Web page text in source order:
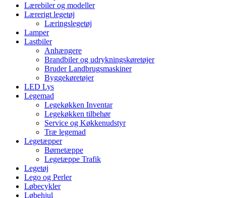
Lærebiler og modeller
Lærerigt legetøj
Læringslegetøj
Lamper
Lastbiler
Anhængere
Brandbiler og udrykningskøretøjer
Bruder Landbrugsmaskiner
Byggekøretøjer
LED Lys
Legemad
Legekøkken Inventar
Legekøkken tilbehør
Service og Køkkenudstyr
Træ legemad
Legetæpper
Børnetæppe
Legetæppe Trafik
Legetøj
Lego og Perler
Løbecykler
Løbehjul